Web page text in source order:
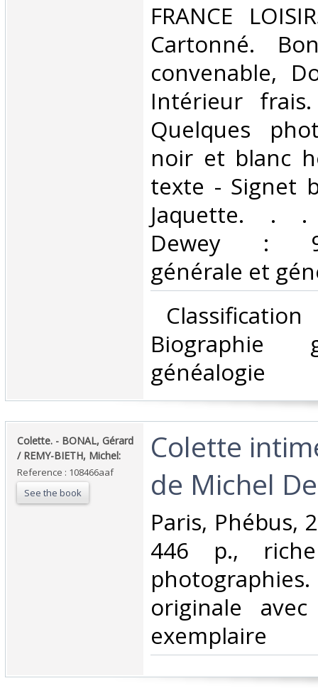
‎FRANCE
Cartonné.
convenable,
Intérieur
Quelques
noir et blanc
texte - Signet
Jaquette. . .
Dewey :
générale et
Biographie
généalogie‎
‎Colette. - BONAL, Gérard
/ REMY-BIETH, Michel:‎
Reference : 108466aaf
See the book
‎Colette
de Michel
‎Paris, Phébus,
446 p.,
originale
exemplaire‎